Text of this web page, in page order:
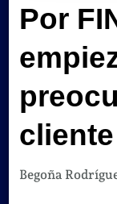
Por
cliente
Begoña